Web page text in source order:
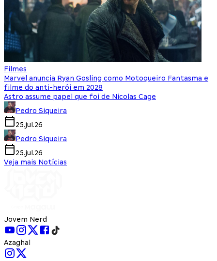
Filmes
Marvel anuncia Ryan Gosling como Motoqueiro Fantasma e
filme do anti-herói em 2028
Astro assume papel que foi de Nicolas Cage
Pedro Siqueira
25.jul.26
Pedro Siqueira
25.jul.26
Veja mais Notícias
Jovem Nerd
Azaghal